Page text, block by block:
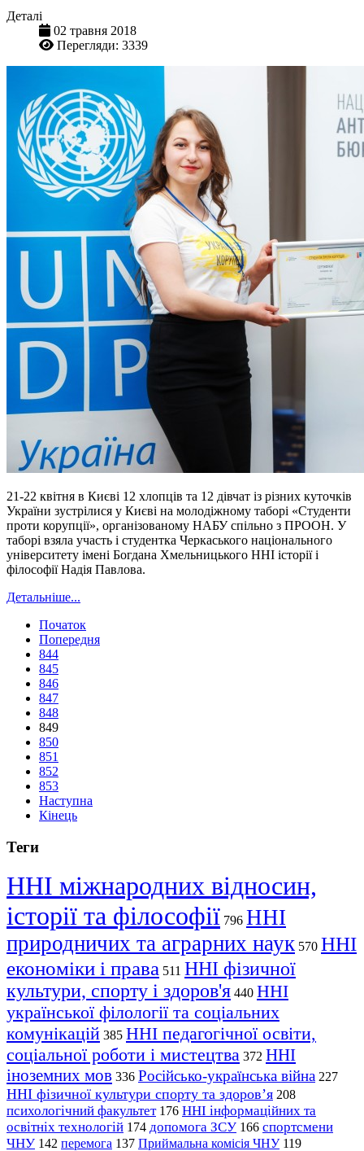
Деталі
02 травня 2018
Перегляди: 3339
21-22 квітня в Києві 12 хлопців та 12 дівчат із різних куточків
України зустрілися у Києві на молодіжному таборі «Студенти
проти корупції», організованому НАБУ спільно з ПРООН. У
таборі взяла участь і студентка Черкаського національного
університету імені Богдана Хмельницького ННІ історії і
філософії Надія Павлова.
Детальніше...
Початок
Попередня
844
845
846
847
848
849
850
851
852
853
Наступна
Кінець
Теги
ННІ міжнародних відносин,
історії та філософії 796 ННІ
природничих та аграрних наук 570 ННІ
економіки і права 511 ННІ фізичної
культури, спорту і здоров'я 440 ННІ
української філології та соціальних
комунікацій 385 ННІ педагогічної освіти,
соціальної роботи і мистецтва 372 ННІ
іноземних мов 336 Російсько-українська війна 227
ННІ фізичної культури спорту та здоров’я 208
психологічний факультет 176 ННІ інформаційних та
освітніх технологій 174 допомога ЗСУ 166 спортсмени
ЧНУ 142 перемога 137 Приймальна комісія ЧНУ 119